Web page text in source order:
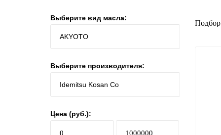
Выберите вид масла:
Выберите производителя:
Цена (руб.):
Подбор